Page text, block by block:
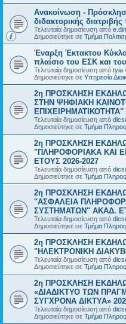
Ανακοίνωση -
διδακτορικής
Τελευταία δημοσίευση από
Δημοσιεύτηκε σε Τμήμα
Έναρξη Έκτακτου
πλαίσιο του ΕΣΚ και
Τελευταία δημοσίευση από tyia
Δημοσιεύτηκε σε Υπηρεσία
2η ΠΡΟΣΚΛΗΣΗ
ΣΤΗΝ ΨΗΦΙΑΚΗ
Τελευταία δημοσίευση από
Δημοσιεύτηκε σε Τμήμα
2η ΠΡΟΣΚΛΗΣΗ
"ΠΛΗΡΟΦΟΡΙΑΚΑ ΚΑΙ
ΕΤΟΥΣ 2026-2027
Τελευταία δημοσίευση από
Δημοσιεύτηκε σε Τμήμα
2η ΠΡΟΣΚΛΗΣΗ
"ΑΣΦΑΛΕΙΑ
ΣΥΣΤΗΜΑΤΩΝ" ΑΚΑΔ.
Τελευταία δημοσίευση από
Δημοσιεύτηκε σε Τμήμα
2η ΠΡΟΣΚΛΗΣΗ
"ΗΛΕΚΤΡΟΝΙΚΗ
Τελευταία δημοσίευση από
Δημοσιεύτηκε σε Τμήμα
2η ΠΡΟΣΚΛΗΣΗ
«ΔΙΑΔΙΚΤΥΟ ΤΩΝ
ΣΥΓΧΡΟΝΑ ΔΙΚΤΥΑ»
Τελευταία δημοσίευση από
Δημοσιεύτηκε σε Τμήμα